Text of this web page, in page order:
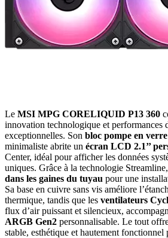
Le MSI MPG CORELIQUID P13 360
innovation technologique et performances
exceptionnelles. Son bloc pompe en
minimaliste abrite un écran LCD 2.1’’
Center, idéal pour afficher les données
uniques. Grâce à la technologie Streamline,
dans les gaines du tuyau pour une
Sa base en cuivre sans vis améliore
thermique, tandis que les ventilateurs
flux d’air puissant et silencieux,
ARGB Gen2 personnalisable. Le tout
stable, esthétique et hautement